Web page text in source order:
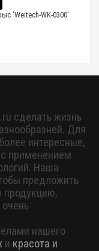
'Weitech-WK-0300'
сделать жизнь
Для
интересные,
применением
Наша
предложить
продукцию,
нашего
и красота и